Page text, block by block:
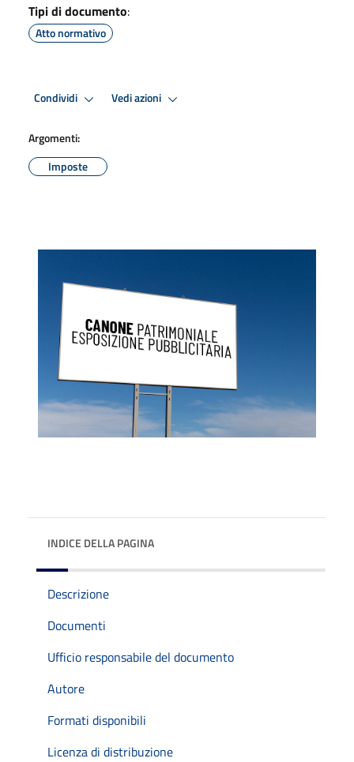
Tipi di documento:
Atto normativo
Condividi Vedi azioni
Argomenti:
Imposte
INDICE DELLA PAGINA
Descrizione
Documenti
Ufficio responsabile del documento
Autore
Formati disponibili
Licenza di distribuzione